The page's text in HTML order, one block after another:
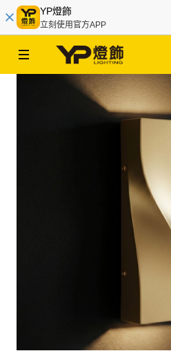
YP燈飾
立刻使用官方APP